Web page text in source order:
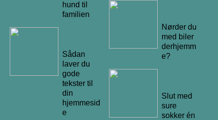
hund til
familien
Sådan
laver du
gode
tekster til
din
hjemmesid
e
Nørder du
med biler
derhjemm
e?
Slut med
sure
sokker én